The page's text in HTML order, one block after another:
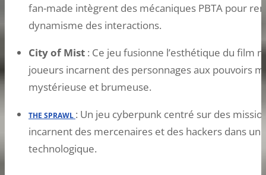
fan-made intègrent des mécaniques PBTA pour
dynamisme des interactions.
City of Mist : Ce jeu fusionne l’esthétique du film
joueurs incarnent des personnages aux pouvoirs
mystérieuse et brumeuse.
THE SPRAWL : Un jeu cyberpunk centré sur des
incarnent des mercenaires et des hackers dans
technologique.